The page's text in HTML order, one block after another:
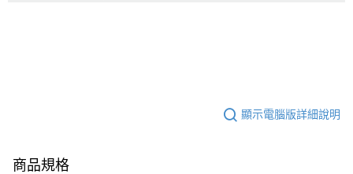
顯示電腦版詳細說明
商品規格